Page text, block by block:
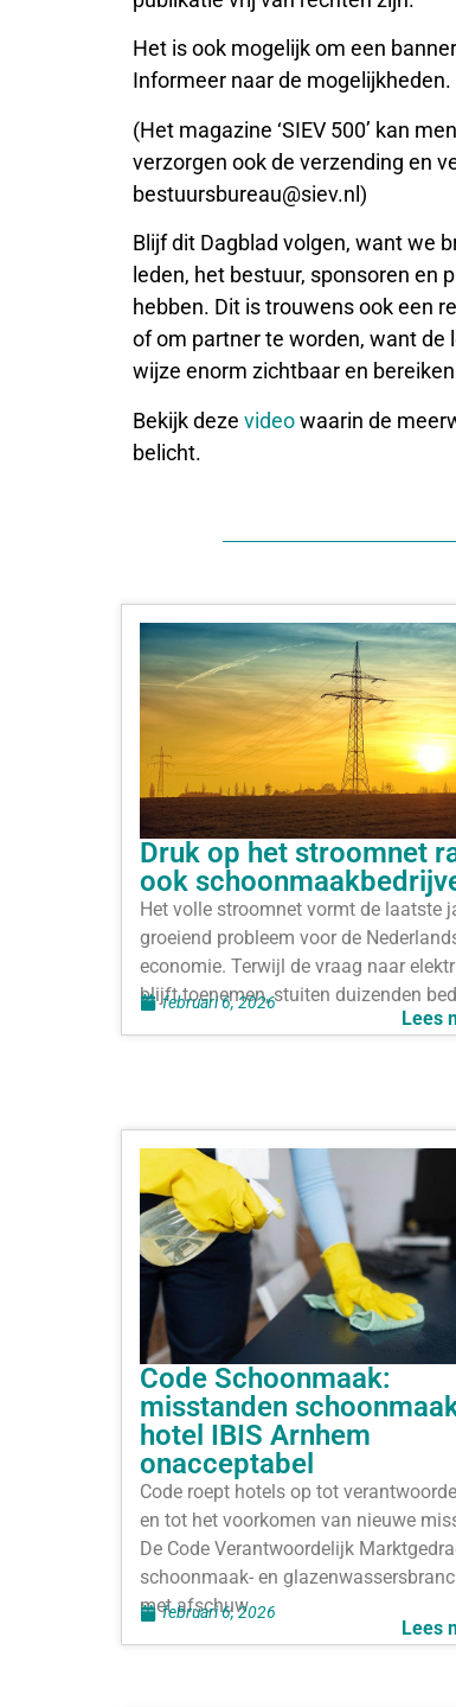
Het is ook mogelijk om een
Informeer naar de mogelijkheden.
(Het magazine ‘SIEV 500’ kan
verzorgen ook de verzending en
bestuursbureau@siev.nl)
Blijf dit Dagblad volgen, want we
leden, het bestuur, sponsoren en
hebben. Dit is trouwens ook een
of om partner te worden, want de
wijze enorm zichtbaar en
Bekijk deze videowaarin de
belicht.
Druk op het stroomnet
ook
Het volle stroomnet vormt de laatste
groeiend probleem voor de
economie. Terwijl de vraag naar
blijft toenemen, stuiten duizenden
Lees
februari 6, 2026
Code Schoonmaak:
misstanden
hotel IBIS Arnhem
onacceptabel
Code roept hotels op tot
en tot het voorkomen van nieuwe
De Code Verantwoordelijk
schoonmaak- en
met afschuw
Lees
februari 6, 2026